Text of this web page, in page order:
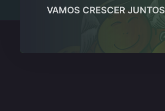
VAMOS CRESCER JUNTOS